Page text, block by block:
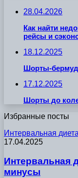
28.04.2026
Как найти
рейсы и
18.12.2025
Шорты-
17.12.2025
Шорты до
Избранные посты
Интервальная
17.04.2025
Интервальная
минусы